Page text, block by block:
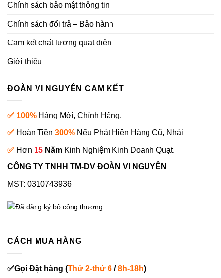
Chính sách bảo mật thông tin
Chính sách đổi trả – Bảo hành
Cam kết chất lượng quạt điện
Giới thiệu
ĐOÀN VI NGUYÊN CAM KẾT
✅ 100% Hàng Mới, Chính Hãng.
✅ Hoàn Tiền 300% Nếu Phát Hiện Hàng Cũ, Nhái.
✅ Hơn 15 Năm Kinh Nghiệm Kinh Doanh Quạt.
CÔNG TY TNHH TM-DV ĐOÀN VI NGUYÊN
MST: 0310743936
CÁCH MUA HÀNG
✅Gọi Đặt hàng (Thứ 2-thứ 6 /8h-18h)